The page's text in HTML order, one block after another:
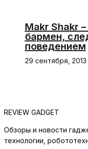
Makr Shakr
бармен,
поведением
29 сентября, 2013
REVIEW GADGET
Обзоры и новости
технологии,